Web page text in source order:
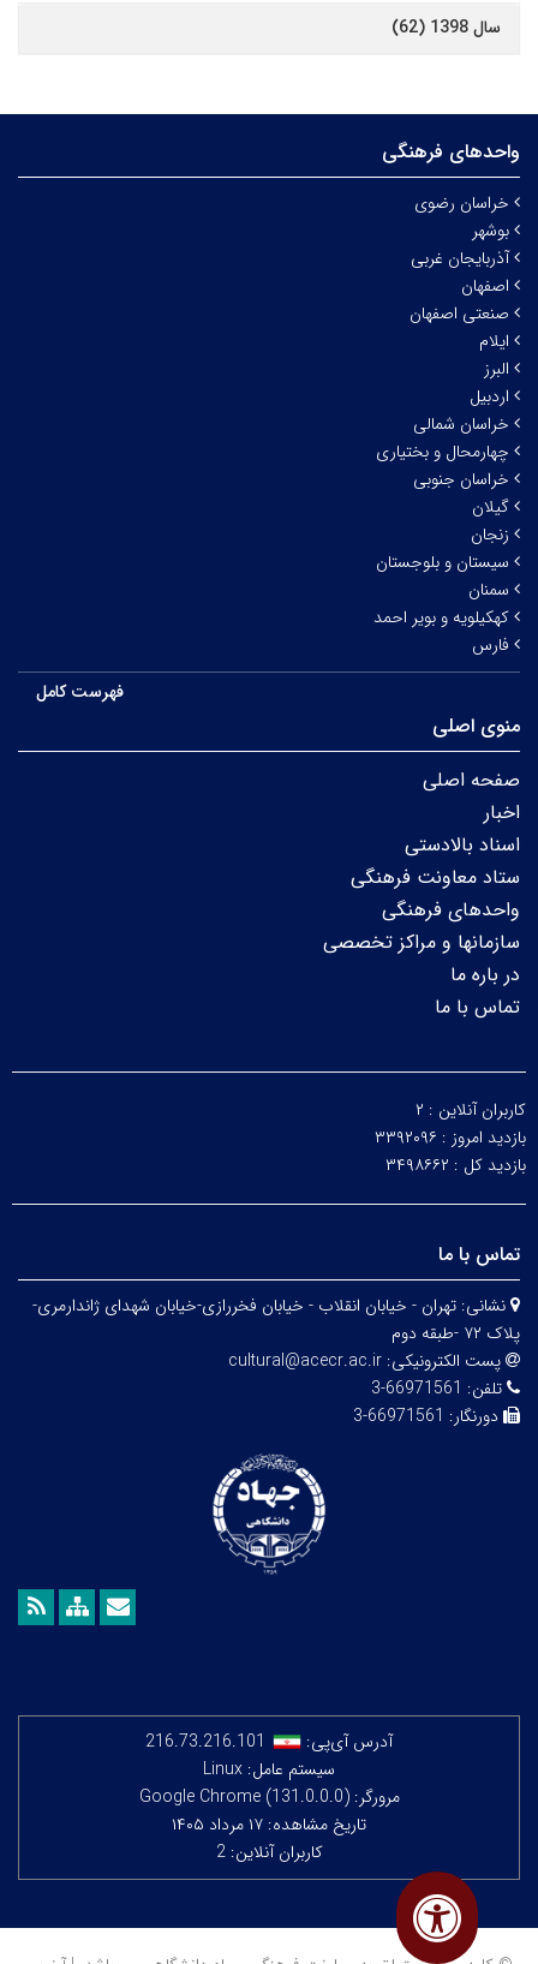
سال 1398 (62)
واحدهای فرهنگی
خراسان رضوی
بوشهر
آذربایجان غربی
اصفهان
صنعتی اصفهان
ایلام
البرز
اردبیل
خراسان شمالی
چهارمحال و بختیاری
خراسان جنوبی
گیلان
زنجان
سیستان و بلوجستان
سمنان
کهکیلویه و بویر احمد
فارس
فهرست کامل
منوی اصلی
صفحه اصلی
اخبار
اسناد بالادستی
ستاد معاونت فرهنگی
واحدهای فرهنگی
سازمانها و مراکز تخصصی
در باره ما
تماس با ما
کاربران آنلاین : ۲
بازدید امروز : ۳۳۹۲۰۹۶
بازدید کل : ۳۴۹۸۶۶۲
تماس با ما
نشانی: تهران - خیابان انقلاب - خیابان فخررازی-خیابان شهدای ژاندارمری-
پلاک ۷۲ -طبقه دوم
پست الکترونیکی: cultural@acecr.ac.ir
تلفن: 66971561-3
دورنگار: 66971561-3
آدرس آی‌پی:
216.73.216.101
سیستم عامل: Linux
مرورگر: Google Chrome (131.0.0.0)
تاریخ مشاهده: ۱۷ مرداد ۱۴۰۵
کاربران آنلاین: 2